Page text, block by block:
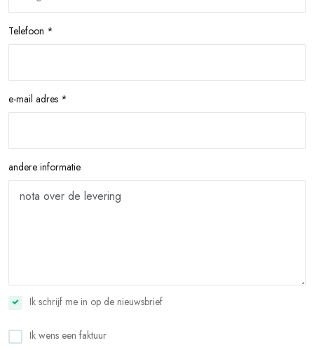
Telefoon *
e-mail adres *
andere informatie
Ik schrijf me in op de nieuwsbrief
Ik wens een faktuur